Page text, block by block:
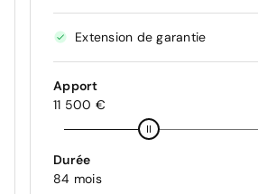
Extension de garantie
Apport
11 500 €
Durée
84 mois